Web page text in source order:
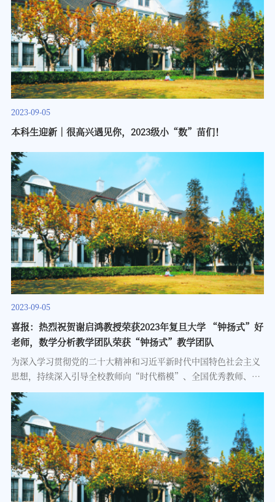
2023-09-05
本科生迎新｜很高兴遇见你，2023级小“数”苗们！
2023-09-05
喜报：热烈祝贺谢启鸿教授荣获2023年复旦大学 “钟扬式”好
老师，数学分析教学团队荣获“钟扬式”教学团队
为深入学习贯彻党的二十大精神和习近平新时代中国特色社会主义
思想，持续深入引导全校教师向“时代楷模”、全国优秀教师、全
国优秀共产党员钟扬同志学习，胸怀“国之大者”，潜心立德树
人，培育时代新人，奋力谱写“第一个复旦”建设新篇章，根据校
党委《学习钟扬同志先进事迹 争做钟扬式好党员、好老师，争创钟
扬式好团队工作方案》，经院系推荐、材料审核、评审委员会评
审，2023年共评选出“钟扬式”好老师10名、“钟扬式”教学团队
5个、“钟扬式”科研团队5个。经公示，我院谢启鸿教授荣获“钟
扬式”好老师称号，数学分析教学团队荣获“钟扬式”教学团队称
号。